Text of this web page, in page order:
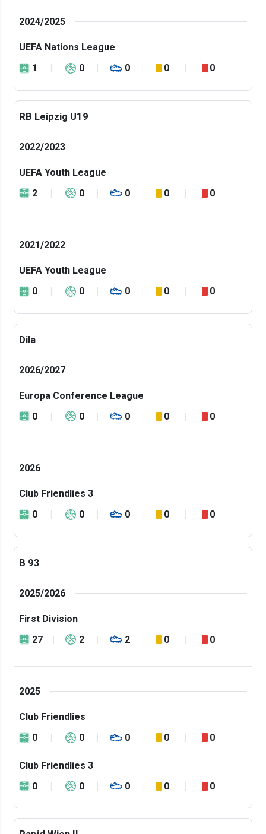
2024/2025
UEFA Nations League
1
0 0 0 0
RB Leipzig U19
2022/2023
UEFA Youth League
2
0 0 0 0
2021/2022
UEFA Youth League
0
0 0 0 0
Dila
2026/2027
Europa Conference League
0
0 0 0 0
2026
Club Friendlies 3
0
0 0 0 0
B 93
2025/2026
First Division
27
2 2 0 0
2025
Club Friendlies
0
0 0 0 0
Club Friendlies 3
0
0 0 0 0